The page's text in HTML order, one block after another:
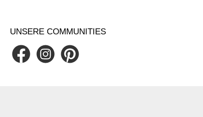
UNSERE COMMUNITIES